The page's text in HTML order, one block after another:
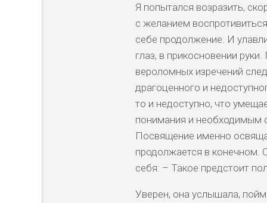
Я попытался возразить,
с желанием
себе продолжение. И
глаз, в прикосновении
вероломных изречений
драгоценного и
то и недоступно, что
понимания и необходимым
Посвящение именно
продолжается в конечном.
себя: – Такое предстоит
Уверен, она услышала,